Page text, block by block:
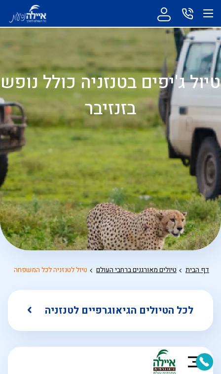
טיול ג'יפים בטנזניה כולל נופש
בזנזיבר
דף הבית טיולים מאורגנים ברחבי העולם טיול לטנזניה לכל המשפחה
לכל הטיולים הגיאוגרפיים לטנזניה